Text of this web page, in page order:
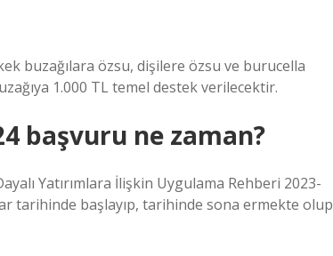
buzağılara özsu, dişilere özsu ve burucella
1.000 TL temel destek verilecektir.
başvuru ne zaman?
Yatırımlara İlişkin Uygulama Rehberi 2023-
tarihinde başlayıp, tarihinde sona ermekte olup